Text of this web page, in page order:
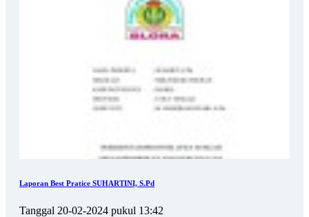
Laporan Best Pratice SUHARTINI, S.Pd
Tanggal 20-02-2024 pukul 13:42